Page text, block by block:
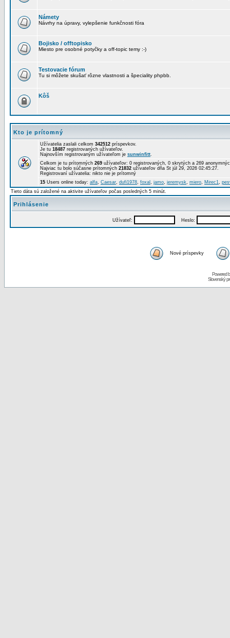
Námety
Návrhy na úpravy, vylepšenie funkčnosti fóra
Bojisko / offtopisko
Miesto pre osobné potyčky a off-topic temy :-)
Testovacie fórum
Tu si môžete skušať rôzne vlastnosti a špeciality phpbb.
Kôš
Kto je prítomný
Užívatelia zaslali celkom 342512 príspevkov.
Je tu 18487 registrovaných užívateľov.
Najnovším registrovaným užívateľom je sunwinfitt.
Celkom je tu prítomných 269 užívateľov: 0 registrovaných, 0 skrytých a 269
Najviac tu bolo súčasne prítomných 21832 užívateľov dňa St júl 29, 2026 02:45:27.
Registrovaní užívatelia: nikto nie je prítomný
15 Users online today: alfa, Caesar, dufi1978, foxal , jamo, jeremysk, miero, Mirec1,
Tieto dáta sú založené na aktivite užívateľov počas posledných 5 minút.
Prihlásenie
Užívateľ: Heslo:
Nové príspevky
Powered
Slovenský